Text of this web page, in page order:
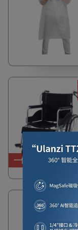
一件免運費